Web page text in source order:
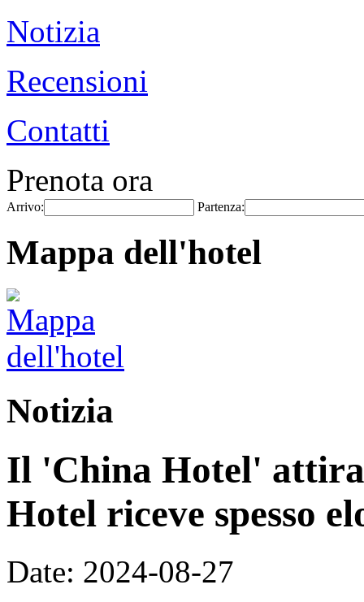
Notizia
Recensioni
Contatti
Prenota ora
Arrivo: Partenza:
Mappa dell'hotel
Notizia
Il 'China Hotel'
Hotel riceve spesso
Date: 2024-08-27